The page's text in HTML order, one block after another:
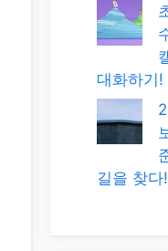
대화하기!
길을 찾다!